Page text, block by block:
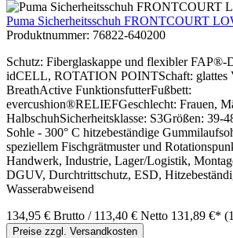
Puma Sicherheitsschuh FRONTCOURT
Produktnummer: 76822-640200
Schutz: Fiberglaskappe und flexibler FAP®-
idCELL, ROTATION POINTSchaft: glattes
BreathActive FunktionsfutterFußbett:
evercushion®RELIEFGeschlecht: Frauen,
HalbschuhSicherheitsklasse: S3Größen: 39-
Sohle - 300° C hitzebeständige
speziellem Fischgrätmuster und
Handwerk, Industrie, Lager/Logistik,
DGUV, Durchtrittschutz, ESD,
Wasserabweisend
134,95 € Brutto / 113,40 € Netto 131,89 €*
Preise zzgl. Versandkosten